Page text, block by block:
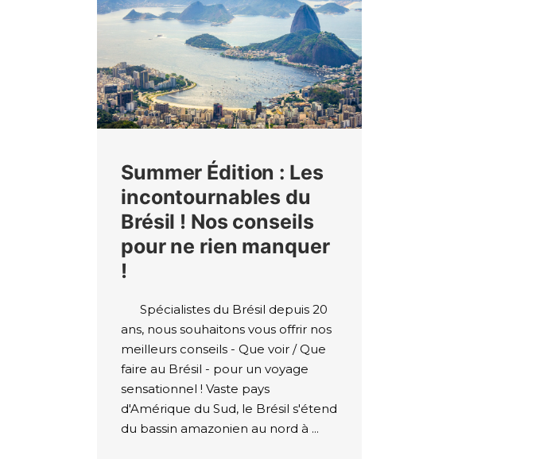
Summer Édition : Les
incontournables du
Brésil ! Nos conseils
pour ne rien manquer
!
Spécialistes du Brésil depuis 20
ans, nous souhaitons vous offrir nos
meilleurs conseils - Que voir / Que
faire au Brésil - pour un voyage
sensationnel ! Vaste pays
d'Amérique du Sud, le Brésil s'étend
du bassin amazonien au nord à